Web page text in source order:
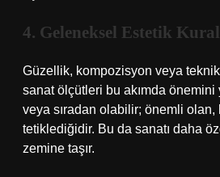
4. Geleneksel Estetik
Güzellik, kompozisyon veya
sanat ölçütleri bu akımda önemini
veya sıradan olabilir; önemli olan,
tetiklediğidir. Bu da sanatı daha
zemine taşır.